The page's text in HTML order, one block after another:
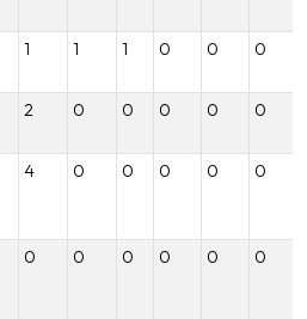
1 1 1 0 0 0
2 0 0 0 0 0
4 0 0 0 0 0
0 0 0 0 0 0